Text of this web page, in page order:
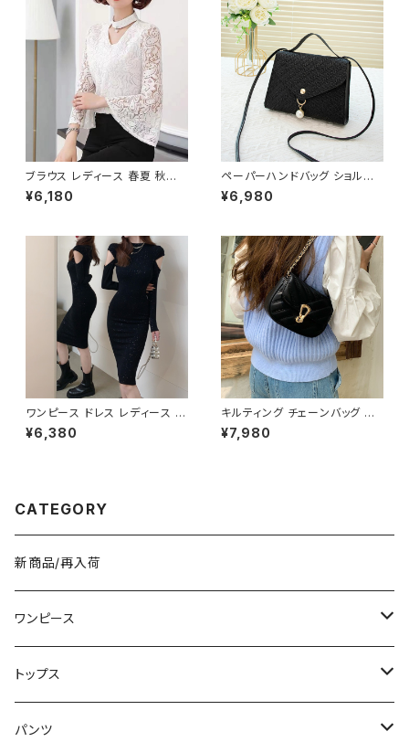
バッグ シンプル トートバック ホ
ワイト ベージュ コーヒー ブラッ
ク デート 通勤バッグ オフィスカ
ジュアル デイリー お出かけ オ
フィス カジュアル OL 上品 大人
10代 20代 30代 40代 K-B00
ブラウス レディース 春夏 秋冬
春 夏 秋 冬 白 シャツ トップス
フレアスリーブ チョーカー風 ラ
ホワイト ベージュ ダークグリー
ン コーヒー 韓国 ゆったり シー
スルー チョーカーネック ブラウ
スシャツ 体型カバー 二の腕カバ
ー シンプル シャツブラウス オフ
ィス カジュアル OL 上品 大人 1
0代 20代 30代 40代 C-TSS
¥6,180
ペーパーハンドバッグ ショルダ
ーバッグ パールチャームバッグ
レディース バック 軽量 カジュア
¥6,980
ワンピース ドレス レディース 春
夏 秋冬 春 夏 秋 冬 黒 タイトワ
ンピース タイトドレス 長袖 ワン
プル オープンショルダー カット
国ファッション OL カジュアル
ティー ブラック お呼ばれ シンプ
SS0076
¥6,380
キルティング チェーンバッグ シ
ョルダーバッグ 斜めがけバッグ
レディース 韓国風 小さめ バッ
¥7,980
CATEGORY
新商品/再入荷
ワンピース
ミニ/ショート
ミディアム/ミモレ
トップス
Tシャツ/カットソー
パンツ